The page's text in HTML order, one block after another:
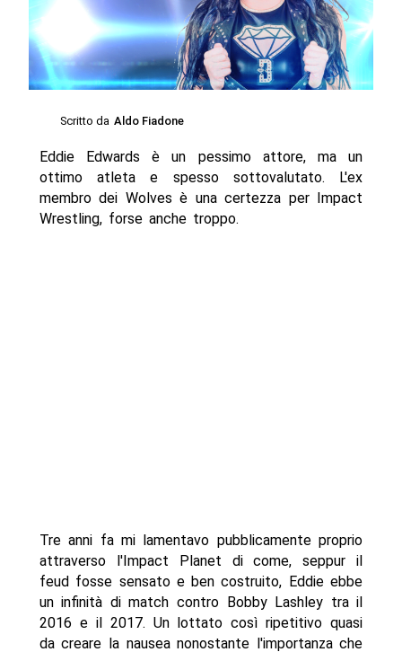
Scritto da Aldo Fiadone
Eddie Edwards è un pessimo attore, ma un
ottimo atleta e spesso sottovalutato. L'ex
membro dei Wolves è una certezza per Impact
Wrestling, forse anche troppo.
Tre anni fa mi lamentavo pubblicamente proprio
attraverso l'Impact Planet di come, seppur il
feud fosse sensato e ben costruito, Eddie ebbe
un infinità di match contro Bobby Lashley tra il
2016 e il 2017. Un lottato così ripetitivo quasi
da creare la nausea nonostante l'importanza che